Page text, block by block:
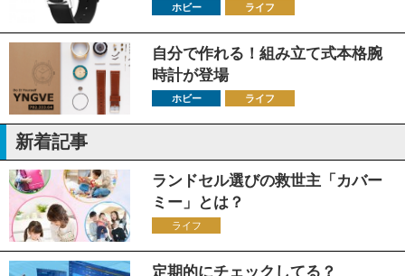
ホビー ライフ
自分で作れる！組み立て式本格腕
時計が登場
ホビー ライフ
新着記事
ランドセル選びの救世主「カバー
ミー」とは？
ライフ
定期的にチェックしてる？